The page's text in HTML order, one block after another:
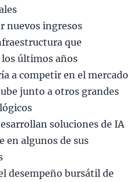
nuevos ingresos
que
últimos años
a competir en el mercado
junto a otros grandes
soluciones de IA
en algunos de sus
desempeño bursátil de